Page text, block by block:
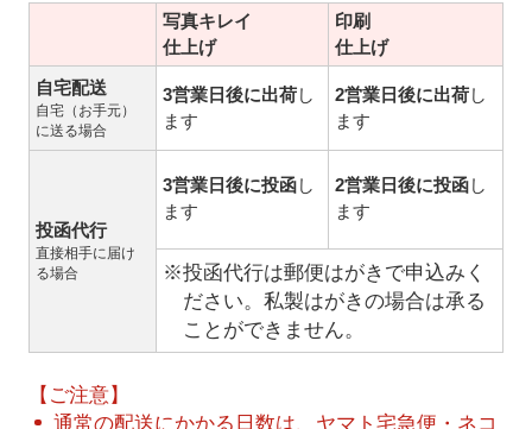
写真キレイ
仕上げ
印刷
仕上げ
自宅配送
自宅（お手元）
に送る場合
3営業日後に出荷し
ます
2営業日後に出荷し
ます
投函代行
直接相手に届け
る場合
3営業日後に投函し
ます
2営業日後に投函し
ます
※投函代行は郵便はがきで申込みく
ださい。私製はがきの場合は承る
ことができません。
【ご注意】
通常の配送にかかる日数は、ヤマト宅急便・ネコ